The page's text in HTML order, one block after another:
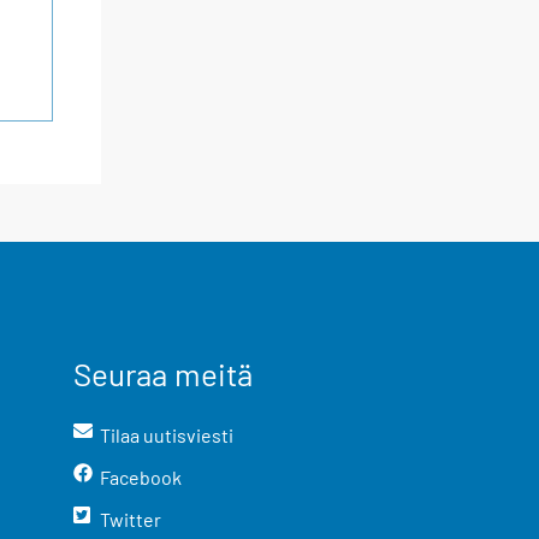
Seuraa meitä
Tilaa uutisviesti
Facebook
Twitter